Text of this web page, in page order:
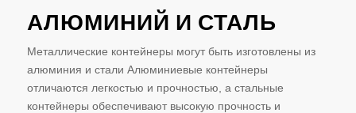
АЛЮМИНИЙ И СТАЛЬ
Металлические контейнеры могут быть изготовлены из
алюминия и стали Алюминиевые контейнеры
отличаются легкостью и прочностью, а стальные
контейнеры обеспечивают высокую прочность и